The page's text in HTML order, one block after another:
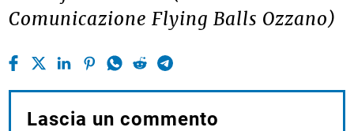
Comunicazione Flying Balls Ozzano)
Lascia un commento